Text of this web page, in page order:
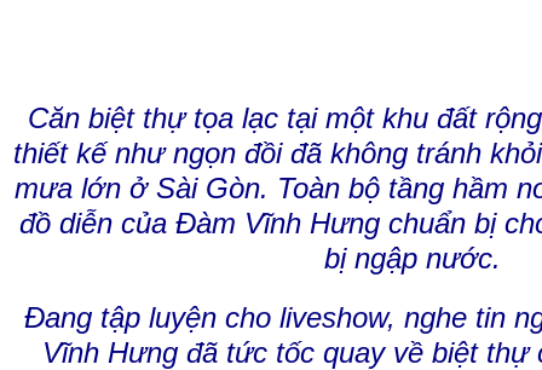
Căn biệt thự tọa lạc tại một khu đất
thiết kế như ngọn đồi đã không tránh
mưa lớn ở Sài Gòn. Toàn bộ tầng hầm
đồ diễn của Đàm Vĩnh Hưng chuẩn bị
bị ngập nước.
Đang tập luyện cho liveshow, nghe tin
Vĩnh Hưng đã tức tốc quay về biệt thự